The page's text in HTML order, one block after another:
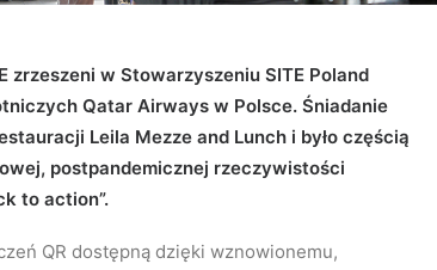
w Stowarzyszeniu SITE Poland
Qatar Airways w Polsce. Śniadanie
Leila Mezze and Lunch i było częścią
postpandemicznej rzeczywistości
to action”.
QR dostępną dzięki wznowionemu,